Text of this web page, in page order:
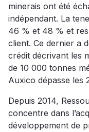
minerais ont été
indépendant. La
46 % et 48 % et
client. Ce dernier a
crédit décrivant les
de 10 000 tonnes
Auxico dépasse les
Depuis 2014,
concentre dans
développement de